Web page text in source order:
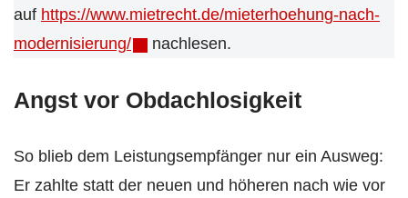
auf https://www.mietrecht.de/mieterhoehung-nach-
modernisierung/
nachlesen.
Angst vor Obdachlosigkeit
So blieb dem Leistungsempfänger nur ein Ausweg:
Er zahlte statt der neuen und höheren nach wie vor